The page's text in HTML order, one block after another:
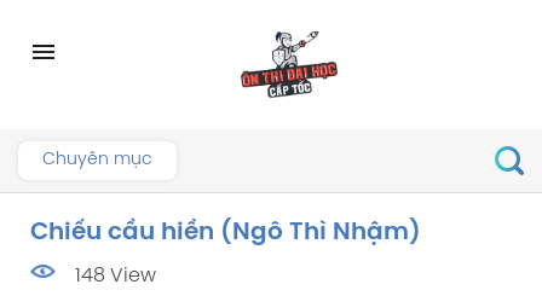
menu
Chuyên mục
Chiếu cầu hiền (Ngô Thì Nhậm)
148 View